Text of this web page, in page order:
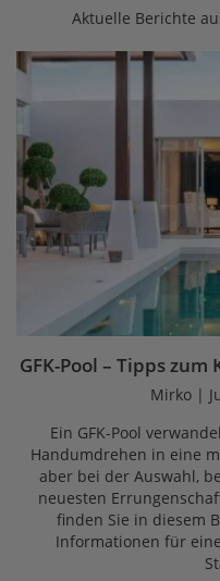
Aktuelle Berichte
GFK-Pool – Tipps
Mirko |
Ein GFK-Pool
Handumdrehen in eine
aber bei der Auswahl,
neuesten
finden Sie in diesem
Informationen für